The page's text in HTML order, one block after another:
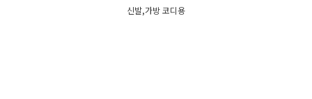
신발,가방 코디용